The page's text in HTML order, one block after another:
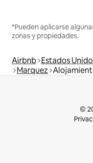
*Pueden aplicarse
zonas y propiedades.
Airbnb Estados
Marquez
©